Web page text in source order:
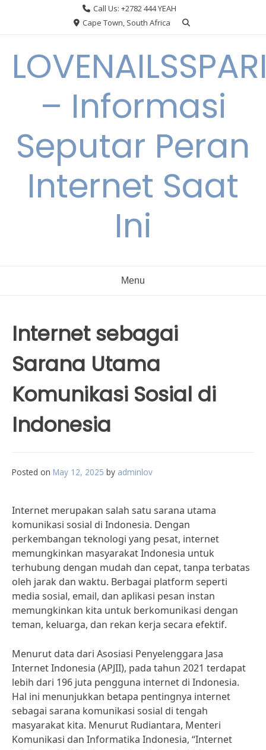
Call Us: +2782 444 YEAH
Cape Town, South Africa
– Informasi
Seputar Peran
Internet Saat
Ini
Menu
Internet sebagai
Sarana Utama
Komunikasi Sosial di
Indonesia
Posted on May 12, 2025 by adminlov
Internet merupakan salah satu sarana utama
komunikasi sosial di Indonesia. Dengan
perkembangan teknologi yang pesat, internet
memungkinkan masyarakat Indonesia untuk
terhubung dengan mudah dan cepat, tanpa terbatas
oleh jarak dan waktu. Berbagai platform seperti
media sosial, email, dan aplikasi pesan instan
memungkinkan kita untuk berkomunikasi dengan
teman, keluarga, dan rekan kerja secara efektif.
Menurut data dari Asosiasi Penyelenggara Jasa
Internet Indonesia (APJII), pada tahun 2021 terdapat
lebih dari 196 juta pengguna internet di Indonesia.
Hal ini menunjukkan betapa pentingnya internet
sebagai sarana komunikasi sosial di tengah
masyarakat kita. Menurut Rudiantara, Menteri
Komunikasi dan Informatika Indonesia, “Internet